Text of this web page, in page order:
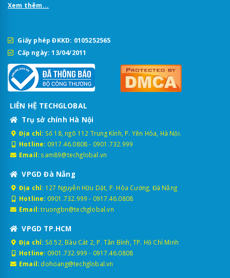
Xem thêm...
Giấy phép ĐKKD: 0105252565
Cấp ngày: 13/04/2011
LIÊN HỆ TECHGLOBAL
Trụ sở chính Hà Nội
Địa chỉ: Số 18, ngõ 112 Trung Kính, P. Yên Hòa, Hà Nội.
Hotline: 0917.46.0808- 0901.732.999
Email: sam89@techglobal.vn
VPGD Đà Nẵng
Địa chỉ: 127 Nguyễn Hữu Dật, P. Hòa Cường, Đà Nẵng
Hotline: 0901.732.999 - 0917.46.0808
Email: truongbn@techglobal.vn
VPGD TP.HCM
Địa chỉ: Số 52, Bàu Cát 2, P. Tân Bình, TP. Hồ Chí Minh
Hotline: 0901.732.999 - 0917.46.0808
Email: dohoang@techglobal.vn